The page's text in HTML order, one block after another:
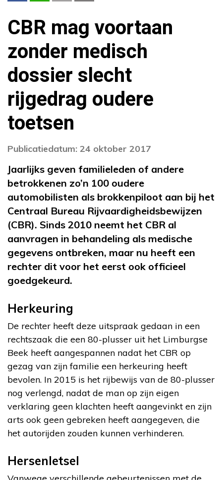
CBR mag voortaan
zonder medisch
dossier slecht
rijgedrag oudere
toetsen
Publicatiedatum: 24 oktober 2017
Jaarlijks geven familieleden of andere
betrokkenen zo’n 100 oudere
automobilisten als brokkenpiloot aan bij het
Centraal Bureau Rijvaardigheidsbewijzen
(CBR). Sinds 2010 neemt het CBR al
aanvragen in behandeling als medische
gegevens ontbreken, maar nu heeft een
rechter dit voor het eerst ook officieel
goedgekeurd.
Herkeuring
De rechter heeft deze uitspraak gedaan in een
rechtszaak die een 80-plusser uit het Limburgse
Beek heeft aangespannen nadat het CBR op
gezag van zijn familie een herkeuring heeft
bevolen. In 2015 is het rijbewijs van de 80-plusser
nog verlengd, nadat de man op zijn eigen
verklaring geen klachten heeft aangevinkt en zijn
arts ook geen gebreken heeft aangegeven, die
het autorijden zouden kunnen verhinderen.
Hersenletsel